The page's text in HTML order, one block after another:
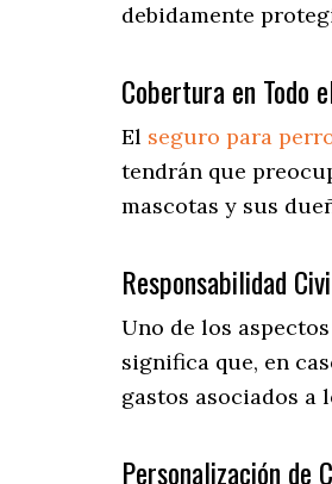
debidamente
Cobertura en Todo
El seguro para
tendrán que
mascotas y sus
Responsabilidad
Uno de los
significa que, en
gastos asociados a
Personalización de